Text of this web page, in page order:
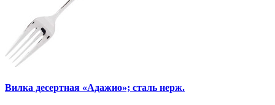
Вилка десертная «Адажио»; сталь нерж.